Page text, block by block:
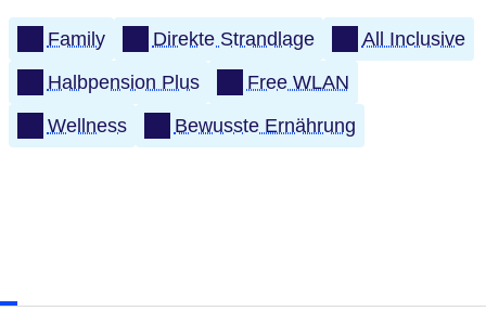
Family Direkte Strandlage
All Inclusive
Halbpension Plus
Free WLAN
Wellness
Bewusste Ernährung